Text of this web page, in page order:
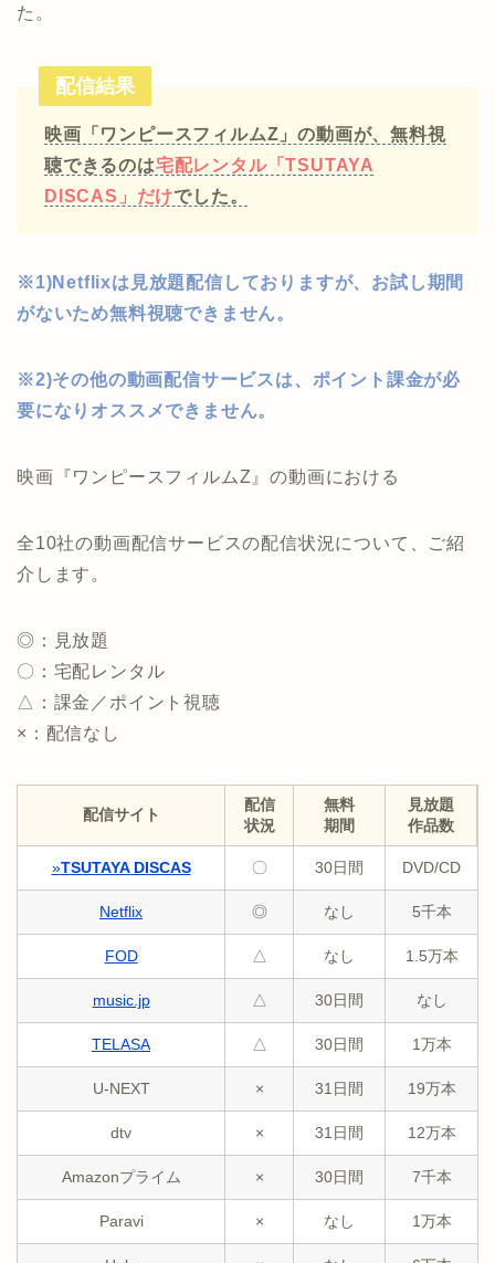
た。
配信結果
映画「ワンピースフィルムZ」の動画が、無料視
聴できるのは宅配レンタル「TSUTAYA
DISCAS」だけでした。
※1)Netflixは見放題配信しておりますが、お試し期間
がないため無料視聴できません。
※2)その他の動画配信サービスは、ポイント課金が必
要になりオススメできません。
映画『ワンピースフィルムZ』の動画における
全10社の動画配信サービスの配信状況について、ご紹
介します。
◎：見放題
〇：宅配レンタル
△：課金／ポイント視聴
×：配信なし
配信サイト
配信
状況
無料
期間
見放題
作品数
»TSUTAYA DISCAS 〇 30日間 DVD/CD
Netflix ◎ なし 5千本
FOD △ なし 1.5万本
music.jp △ 30日間 なし
TELASA △ 30日間 1万本
U-NEXT × 31日間 19万本
dtv × 31日間 12万本
Amazonプライム × 30日間 7千本
Paravi × なし 1万本